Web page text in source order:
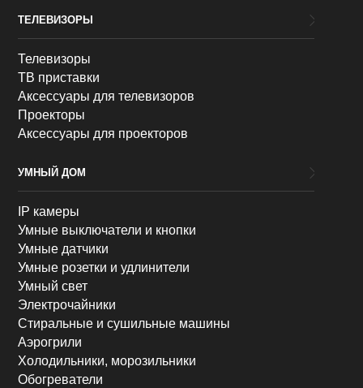
ТЕЛЕВИЗОРЫ
Телевизоры
ТВ приставки
Аксессуары для телевизоров
Проекторы
Аксессуары для проекторов
УМНЫЙ ДОМ
IP камеры
Умные выключатели и кнопки
Умные датчики
Умные розетки и удлинители
Умный свет
Электрочайники
Стиральные и сушильные машины
Аэрогрили
Холодильники, морозильники
Обогреватели